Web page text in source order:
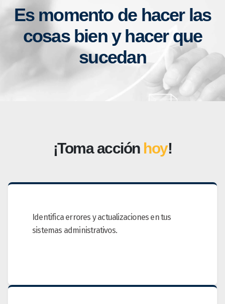
Es momento de hacer las
cosas bien y hacer que
sucedan
¡Toma acción hoy!
Identifica errores y actualizaciones en tus
sistemas administrativos.